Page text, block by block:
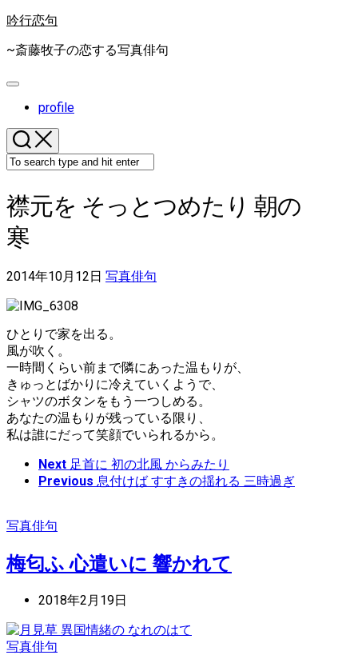
Skip
content
吟行恋句
~斎藤牧子の恋する写真俳句
Expand
profile
襟元を そっとつめたり 朝の
寒
2014年10月12日 写真俳句
ひとりで家を出る。
風が吹く。
一時間くらい前まで隣にあった温もりが、
きゅっとばかりに冷えていくようで、
シャツのボタンをもう一つしめる。
あなたの温もりが残っている限り、
私は誰にだって笑顔でいられるから。
Next 足首に 初の北風 からみたり
Previous 息付けば すすきの揺れる 三時過ぎ
写真俳句
梅匂ふ 心遣いに 響かれて
2018年2月19日
写真俳句